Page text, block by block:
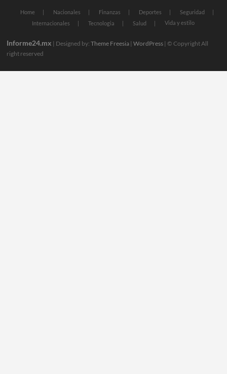
Home Nacionales Finanzas Deportes
Seguridad
Internacionales
Tecnologia Salud Vida y estilo
Informe24.mx | Designed by:Theme Freesia |WordPress | © Copyright All
right reserved